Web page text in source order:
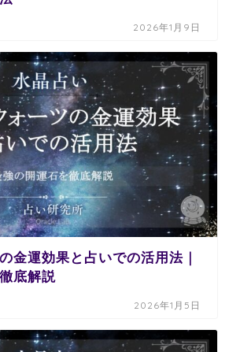
2026年1月9日
金運効果と占いでの活用法｜
底解説
2026年1月5日